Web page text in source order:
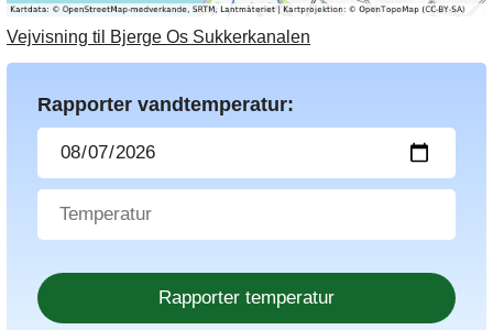
Vejvisning til Bjerge Os Sukkerkanalen
Rapporter vandtemperatur: